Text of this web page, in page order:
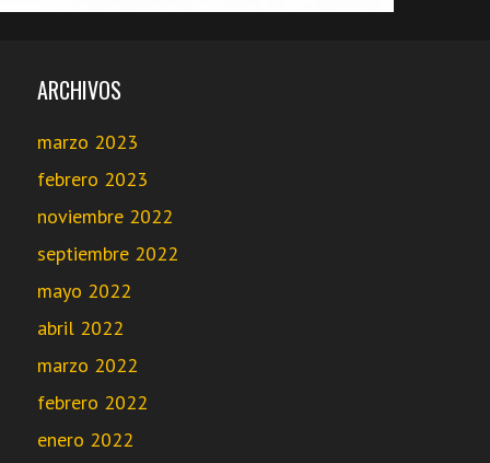
ARCHIVOS
marzo 2023
febrero 2023
noviembre 2022
septiembre 2022
mayo 2022
abril 2022
marzo 2022
febrero 2022
enero 2022